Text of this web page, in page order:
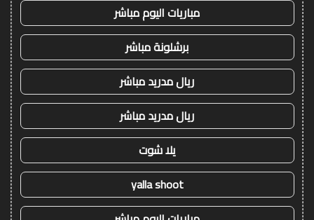
مباريات اليوم مباشر
برشلونة مباشر
ريال مدريد مباشر
ريال مدريد مباشر
يلا شوت
yalla shoot